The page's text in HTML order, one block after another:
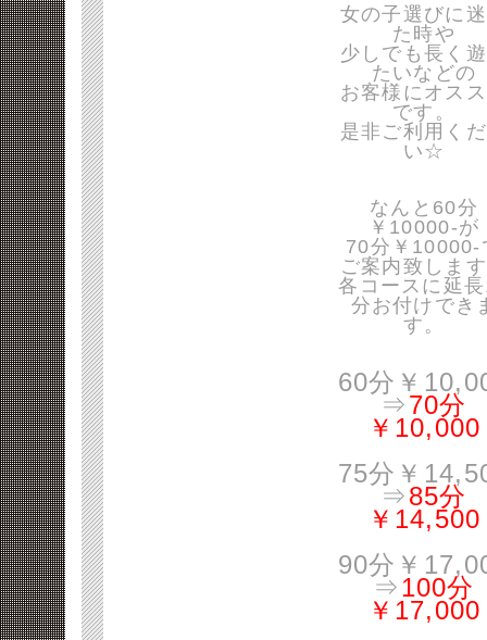
女の子選びに
た時や
少しでも長く
たいなどの
お客様にオス
です。
是非ご利用く
い☆
なんと60分
￥10000-が
70分￥10000-
ご案内致しま
各コースに延
分お付けでき
す。
60分￥
⇒70分
￥10,000
75分￥
⇒85分
￥14,500
90分￥
⇒100分
￥17,000